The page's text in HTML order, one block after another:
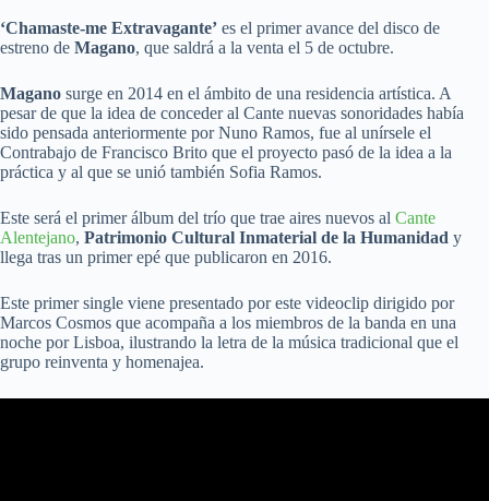
‘Chamaste-me Extravagante’ es el primer avance del disco de
estreno de Magano, que saldrá a la venta el 5 de octubre.
Magano surge en 2014 en el ámbito de una residencia artística. A
pesar de que la idea de conceder al Cante nuevas sonoridades había
sido pensada anteriormente por Nuno Ramos, fue al unírsele el
Contrabajo de Francisco Brito que el proyecto pasó de la idea a la
práctica y al que se unió también Sofia Ramos.
Este será el primer álbum del trío que trae aires nuevos al Cante
Alentejano, Patrimonio Cultural Inmaterial de la Humanidad y
llega tras un primer epé que publicaron en 2016.
Este primer single viene presentado por este videoclip dirigido por
Marcos Cosmos que acompaña a los miembros de la banda en una
noche por Lisboa, ilustrando la letra de la música tradicional que el
grupo reinventa y homenajea.